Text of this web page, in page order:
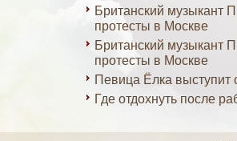
Британский музыкант
протесты в Москве
Британский музыкант
протесты в Москве
Певица Ёлка выступит
Где отдохнуть после